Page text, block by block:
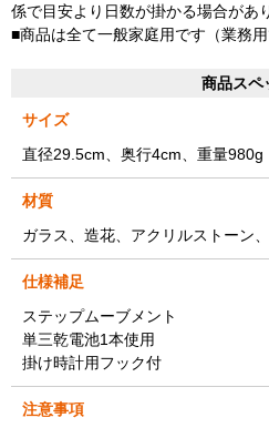
係で目安より日数が掛かる場合があ
■商品は全て一般家庭用です（業務用
商品スペ
サイズ
直径29.5cm、奥行4cm、重量980g
材質
ガラス、造花、アクリルストーン
仕様補足
ステップムーブメント
単三乾電池1本使用
掛け時計用フック付
注意事項